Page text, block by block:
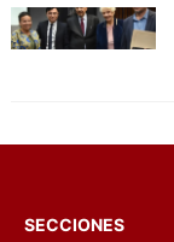
SECCIONES